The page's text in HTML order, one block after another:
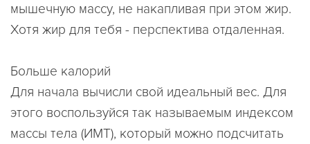
мышечную массу, не накапливая при этом жир.
Хотя жир для тебя - перспектива отдаленная.
Больше калорий
Для начала вычисли свой идеальный вес. Для
этого воспользуйся так называемым индексом
массы тела (ИМТ), который можно подсчитать